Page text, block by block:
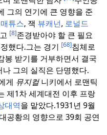
그의 연기에 큰 영향을 준
튜스, 잭 뷰캐넌, 로널드
[8]존경받아야 할 큰 필요
했다.그는 경기 [68]침체로
봉 받기를 거부하면서 결국
나 그의 실직은 단명했다.
게 뮤지컬니키에서 로맨틱
제1차 세계대전 이후 프랑
대역을 맡았다.1931년 9월
공황의 영향으로 39회 공연